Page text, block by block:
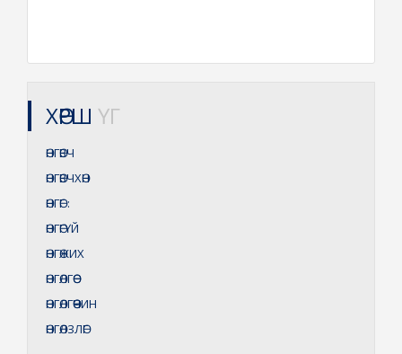
ХӨРШ ҮГ
ӨНГӨВЧ
ӨНГӨВЧХӨН
ӨНГӨГ:
ӨНГӨГҮЙ
ӨНГӨЖИХ
ӨНГӨЛГӨӨ
ӨНГӨЛГӨӨЧИН
ӨНГӨЛЗЛӨГ